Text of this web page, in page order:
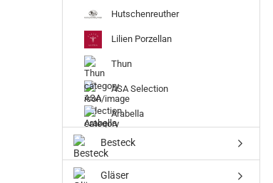
Hutschenreuther
Lilien Porzellan
Thun
ASA Selection
Arabella
Besteck
Gläser